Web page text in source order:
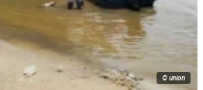
© union